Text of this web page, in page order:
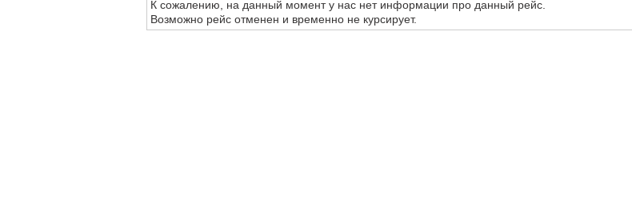
К сожалению, на данный момент у нас нет информации про данный рейс.
Возможно рейс отменен и временно не курсирует.